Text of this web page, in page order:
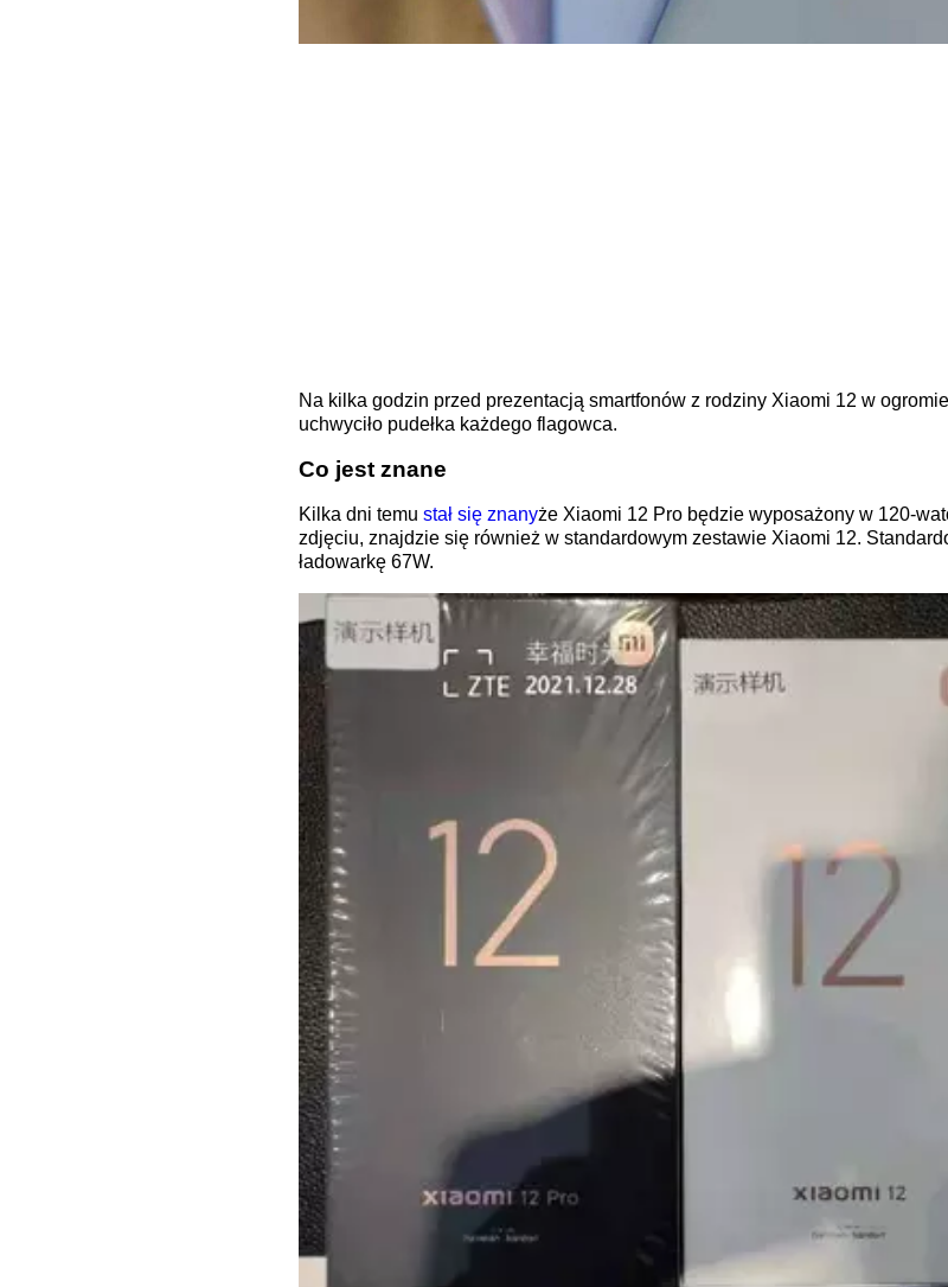
Na kilka godzin przed prezentacją smartfonów z rodziny Xiaomi 12 w
uchwyciło pudełka każdego flagowca.
Co jest znane
Kilka dni temu stał się znanyże Xiaomi 12 Pro będzie wyposażony w 120-
zdjęciu, znajdzie się również w standardowym zestawie Xiaomi 12.
ładowarkę 67W.